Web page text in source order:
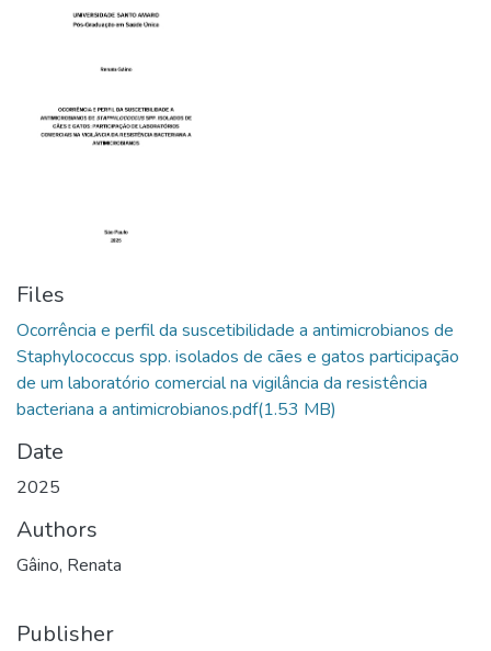
Files
Ocorrência e perfil da suscetibilidade a antimicrobianos de
Staphylococcus spp. isolados de cães e gatos participação
de um laboratório comercial na vigilância da resistência
bacteriana a antimicrobianos.pdf(1.53 MB)
Date
2025
Authors
Gâino, Renata
Publisher